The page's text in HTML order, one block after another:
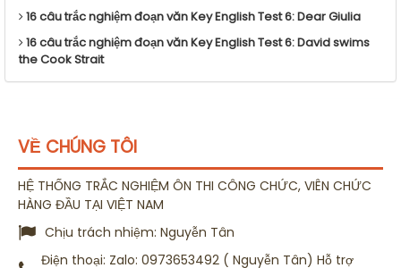
16 câu trắc nghiệm đoạn văn Key English Test 6: Dear Giulia
16 câu trắc nghiệm đoạn văn Key English Test 6: David swims
the Cook Strait
VỀ CHÚNG TÔI
HỆ THỐNG TRẮC NGHIỆM ÔN THI CÔNG CHỨC, VIÊN CHỨC
HÀNG ĐẦU TẠI VIỆT NAM
Chịu trách nhiệm: Nguyễn Tân
Điện thoại: Zalo: 0973653492 ( Nguyễn Tân) Hỗ trợ